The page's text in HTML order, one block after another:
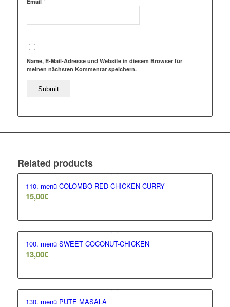
Name, E-Mail-Adresse und Website in diesem Browser für
meinen nächsten Kommentar speichern.
Related products
110. menü COLOMBO RED CHICKEN-CURRY
15,00€
100. menü SWEET COCONUT-CHICKEN
13,00€
130. menü PUTE MASALA